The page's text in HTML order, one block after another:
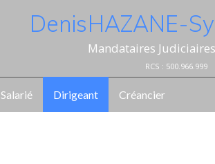
Denis HAZANE -
Mandataires
RCS : 500.966.999
Salarié Dirigeant Créancier